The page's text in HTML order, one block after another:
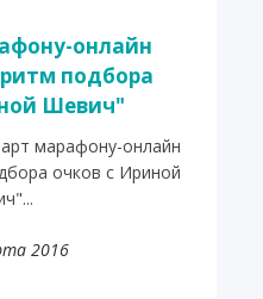
онлайн
подбора
Шевич"
марафону-онлайн
очков с Ириной
2016